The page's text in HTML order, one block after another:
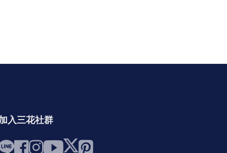
入三花社群